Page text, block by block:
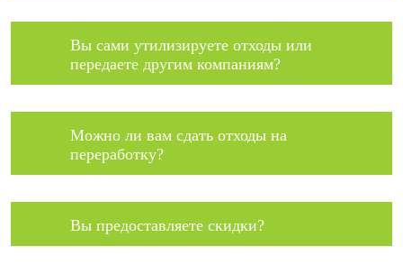
Вы сами утилизируете отходы или
передаете другим компаниям?
Можно ли вам сдать отходы на
переработку?
Вы предоставляете скидки?